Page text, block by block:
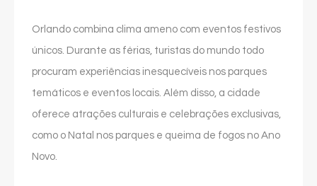
Orlando combina clima ameno com eventos festivos
únicos. Durante as férias, turistas do mundo todo
procuram experiências inesquecíveis nos parques
temáticos e eventos locais. Além disso, a cidade
oferece atrações culturais e celebrações exclusivas,
como o Natal nos parques e queima de fogos no Ano
Novo.